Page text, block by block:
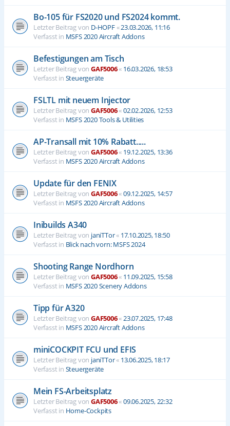
Bo-105 für FS2020 und FS2024 kommt.
Letzter Beitrag von D-HOPF«23.03.2026, 11:16
Verfasst in MSFS 2020 Aircraft Addons
Befestigungen am Tisch
Letzter Beitrag von GAF5006« 16.03.2026, 18:53
Verfasst in Steuergeräte
FSLTL mit neuem Injector
Letzter Beitrag von GAF5006«02.02.2026, 12:53
Verfasst in MSFS 2020 Tools & Utilities
AP-Transall mit 10% Rabatt.....
Letzter Beitrag von GAF5006« 19.12.2025, 13:36
Verfasst in MSFS 2020 Aircraft Addons
Update für den FENIX
Letzter Beitrag von GAF5006«09.12.2025, 14:57
Verfasst in MSFS 2020 Aircraft Addons
Inibuilds A340
Letzter Beitrag von janiTTor« 17.10.2025, 18:50
Verfasst in Blick nach vorn: MSFS 2024
Shooting Range Nordhorn
Letzter Beitrag von GAF5006« 11.09.2025, 15:58
Verfasst in MSFS 2020 Scenery Addons
Tipp für A320
Letzter Beitrag von GAF5006« 23.07.2025, 17:48
Verfasst in MSFS 2020 Aircraft Addons
miniCOCKPIT FCU und EFIS
Letzter Beitrag von janiTTor« 13.06.2025, 18:17
Verfasst in Steuergeräte
Mein FS-Arbeitsplatz
Letzter Beitrag von GAF5006«09.06.2025, 22:32
Verfasst in Home-Cockpits